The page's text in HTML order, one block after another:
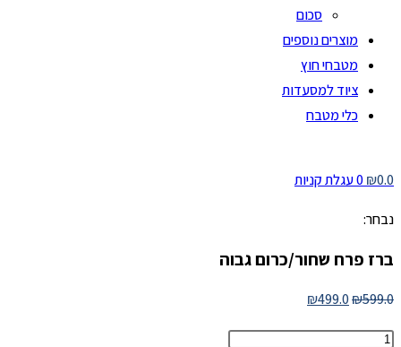
סכום
מוצרים נוספים
מטבחי חוץ
ציוד למסעדות
כלי מטבח
₪0.0
0 עגלת קניות
נבחר:
ברז פרח שחור/כרום גבוה
₪599.0
המחיר₪499.0 המחיר
כמות